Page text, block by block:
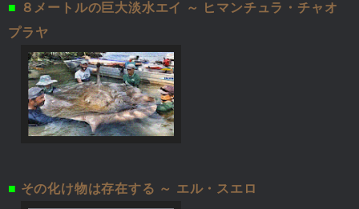
■
８メートルの巨大淡水エイ ～ ヒマンチュラ・チャオ
プラヤ
■ その化け物は存在する ～ エル・スエロ